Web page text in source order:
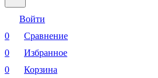
Войти
0
Сравнение
0
Избранное
0
Корзина